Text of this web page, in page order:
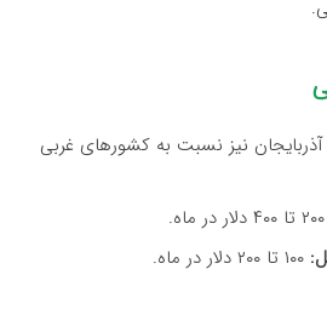
نیز نسبت به کشورهای غربی
۲۰۰ تا ۴۰۰ دلار در ماه.
۱۰۰ تا ۲۰۰ دلار در ماه.